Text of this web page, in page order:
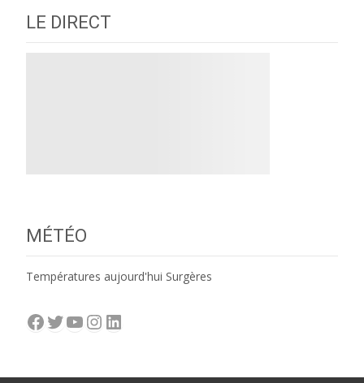
LE DIRECT
MÉTÉO
Températures aujourd'hui Surgères
Facebook
Twitter
YouTube
Instagram
LinkedIn